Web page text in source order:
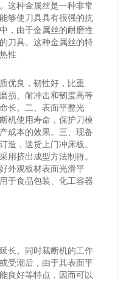
这种金属丝是一种非常
够使刀具具有很强的抗
，由于金属丝的耐磨性
刀具。这种金属丝的特
性
优良，韧性好，比重
损、耐冲击和韧度高等
长。二、表面平整光
机使用寿命，保护刀模
成本的效果。三、现备
造，送货上门冲床板。
用挤出成型方法制得。
外观板材表面光滑平
于食品包装、化工容器
长。同时裁断机的工作
受潮后，由于其表面平
良好等特点，因而可以